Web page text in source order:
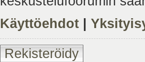
Käyttöehdot
Rekisteröidy